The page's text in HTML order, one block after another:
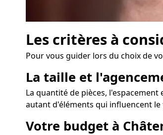
Les critères à
Pour vous guider lors du choix de
La taille et
La quantité de pièces,
autant d'éléments qui influencent
Votre budget à